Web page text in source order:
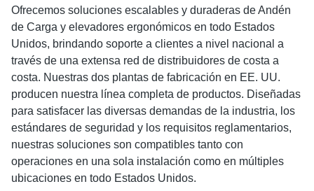
Ofrecemos soluciones escalables y duraderas de Andén
de Carga y elevadores ergonómicos en todo Estados
Unidos, brindando soporte a clientes a nivel nacional a
través de una extensa red de distribuidores de costa a
costa. Nuestras dos plantas de fabricación en EE. UU.
producen nuestra línea completa de productos. Diseñadas
para satisfacer las diversas demandas de la industria, los
estándares de seguridad y los requisitos reglamentarios,
nuestras soluciones son compatibles tanto con
operaciones en una sola instalación como en múltiples
ubicaciones en todo Estados Unidos.